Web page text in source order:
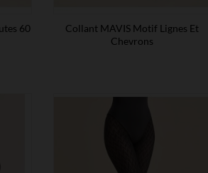
60
Collant MAVIS Motif Lignes Et
Chevrons